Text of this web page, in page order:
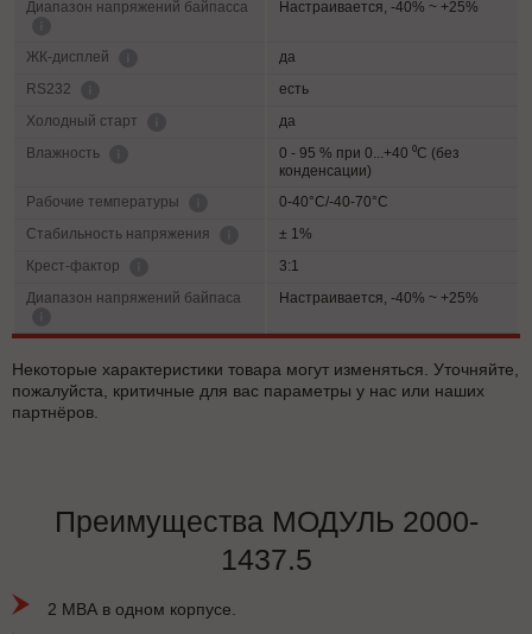
Диапазон напряжений байпасса Настраивается, -40% ~ +25%
ЖК-дисплей
да
RS232
есть
Холодный старт
да
Влажность
0 - 95 % при 0...+40 ⁰С (без
конденсации)
Рабочие температуры
0-40°C/-40-70°C
Cтабильность напряжения
± 1%
Крест-фактор
3:1
Диапазон напряжений байпаса
Настраивается, -40% ~ +25%
Некоторые характеристики товара могут изменяться. Уточняйте,
пожалуйста, критичные для вас параметры у нас или наших
партнёров.
Преимущества МОДУЛЬ 2000-
1437.5
2 МВА в одном корпусе.